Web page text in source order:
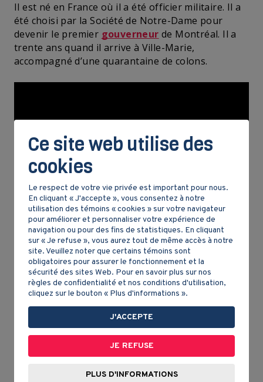
Il est né en France où il a été officier militaire. Il a
été choisi par la Société de Notre-Dame pour
devenir le premier gouverneur de Montréal. Il a
trente ans quand il arrive à Ville-Marie,
accompagné d’une quarantaine de colons.
Colons recherchés
Maisonneuve travaille pendant plus de vingt ans
au développement de lacolonie, allant à quelques
reprises en France pour chercher de l’aide
financière et matérielle et surtout, pour recruter
de nouveaux colons. Lors d’un voyage, en 1653, il
Il retourne définitivement en France en 1665 où il
Ce site web utilise des
cookies
Le respect de votre vie privée est important pour nous.
En cliquant « J'accepte », vous consentez à notre
utilisation des témoins « cookies » sur votre navigateur
pour améliorer et personnaliser votre expérience de
navigation ou pour des fins de statistiques. En cliquant
sur « Je refuse », vous aurez tout de même accès à notre
site. Veuillez noter que certains témoins sont
obligatoires pour assurer le fonctionnement et la
sécurité des sites Web. Pour en savoir plus sur nos
règles de confidentialité et nos conditions d'utilisation,
cliquez sur le bouton « Plus d'informations ».
J'ACCEPTE
JE REFUSE
PLUS D'INFORMATIONS